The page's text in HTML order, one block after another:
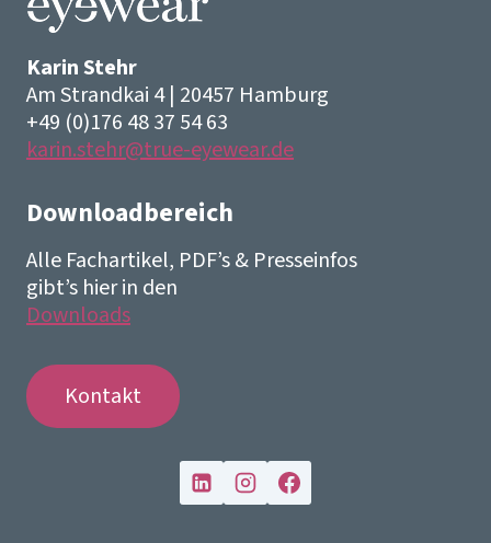
Karin Stehr
Am Strandkai 4 | 20457 Hamburg
+49 (0)176 48 37 54 63
karin.stehr@true-eyewear.de
Downloadbereich
Alle Fachartikel, PDF’s & Presseinfos
gibt’s hier in den
Downloads
Kontakt